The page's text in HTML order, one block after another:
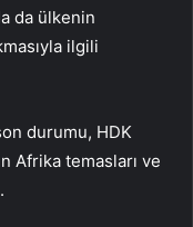
da ülkenin
ilgili
durumu, HDK
Afrika temasları ve